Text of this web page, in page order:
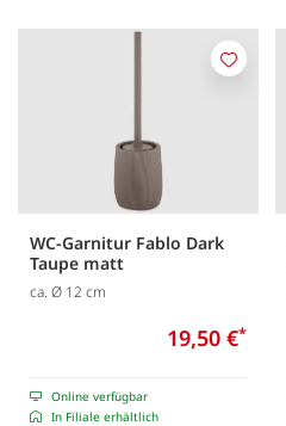
WC-Garnitur Fablo Dark
Taupe matt
ca. Ø 12 cm
19,50 €*
Online verfügbar
In Filiale erhältlich
Merken